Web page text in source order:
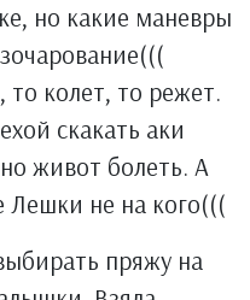
но какие маневры
колет, то режет.
скакать аки
живот болеть. А
Лешки не на кого(((
пряжу на